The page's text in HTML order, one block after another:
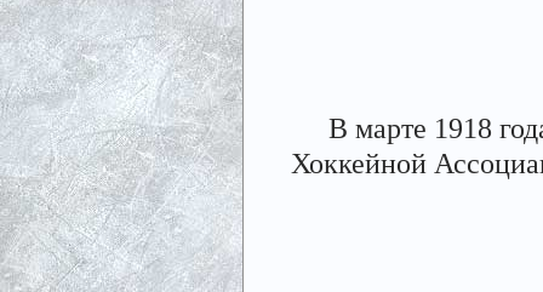
В марте 1918
Хоккейной